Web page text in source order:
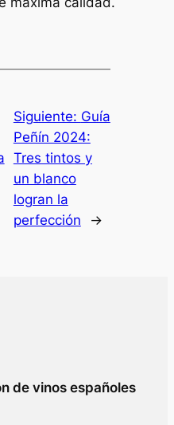
Siguiente: Guía
Peñín 2024:
Tres tintos y
un blanco
logran la
perfección
→
de vinos españoles